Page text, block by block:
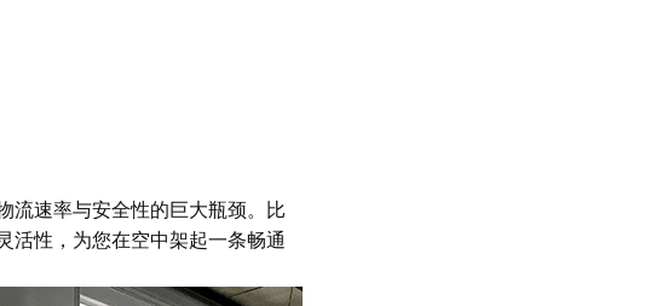
流速率与安全性的巨大瓶颈。比
活性，为您在空中架起一条畅通